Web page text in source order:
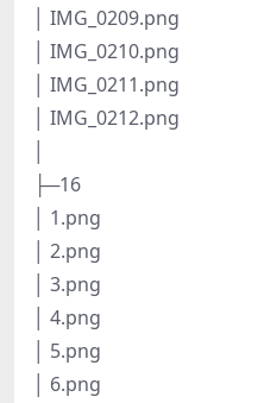
│ IMG_0209.png
│ IMG_0210.png
│ IMG_0211.png
│ IMG_0212.png
├─16
│ 1.png
│ 2.png
│ 3.png
│ 4.png
│ 5.png
│ 6.png